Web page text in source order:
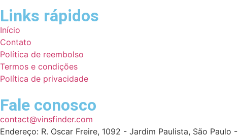
Links rápidos
Início
Contato
Política de reembolso
Termos e condições
Política de privacidade
Fale conosco
contact@vinsfinder.com
Endereço: R. Oscar Freire, 1092 - Jardim Paulista, São Paulo